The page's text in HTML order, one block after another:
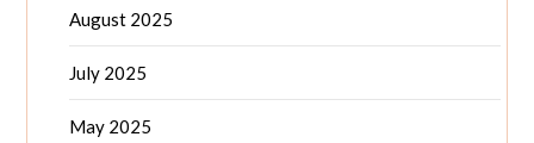
August 2025
July 2025
May 2025